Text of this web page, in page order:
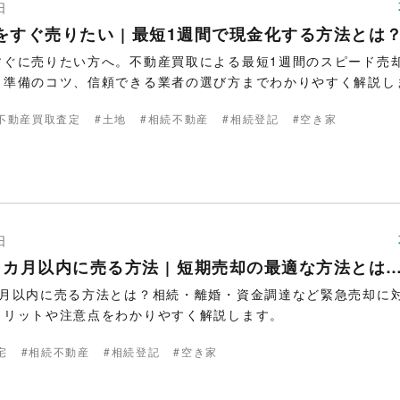
すぐ売りたい | 最短1週間で現金化する方法とは
に売りたい方へ。不動産買取による最短1週間のスピード売
備のコツ、信頼できる業者の選び方までわかりやすく解説し
動産買取査定 土地 相続不動産 相続登記 空き家
月以内に売る方法 | 短期売却の最適な方法とは
以内に売る方法とは？相続・離婚・資金調達など緊急売却に
ットや注意点をわかりやすく解説します。
相続不動産 相続登記 空き家